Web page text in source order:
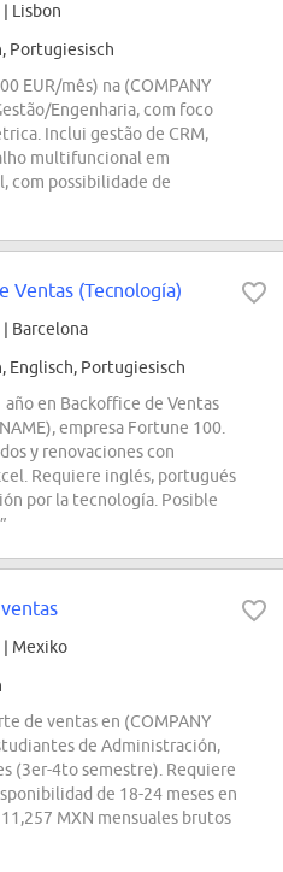
| Lisbon
Portugiesisch
EUR/mês) na (COMPANY
Engenharia, com foco
Inclui gestão de CRM,
multifuncional em
com possibilidade de
Ventas (Tecnología)
| Barcelona
Englisch, Portugiesisch
año en Backoffice de Ventas
empresa Fortune 100.
y renovaciones con
Requiere inglés, portugués
por la tecnología. Posible
| Mexiko
de ventas en (COMPANY
de Administración,
(3er-4to semestre). Requiere
de 18-24 meses en
MXN mensuales brutos